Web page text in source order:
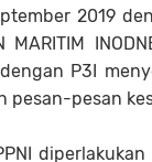
2019
MARITIM
P3I
pesan-pesan